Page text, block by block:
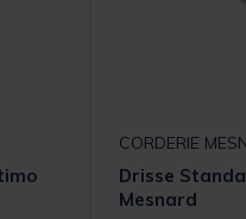
CORDERIE
Drisse
Mesnard